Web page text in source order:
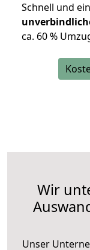
Schnell und
ca. 60 %
Wir
Unser